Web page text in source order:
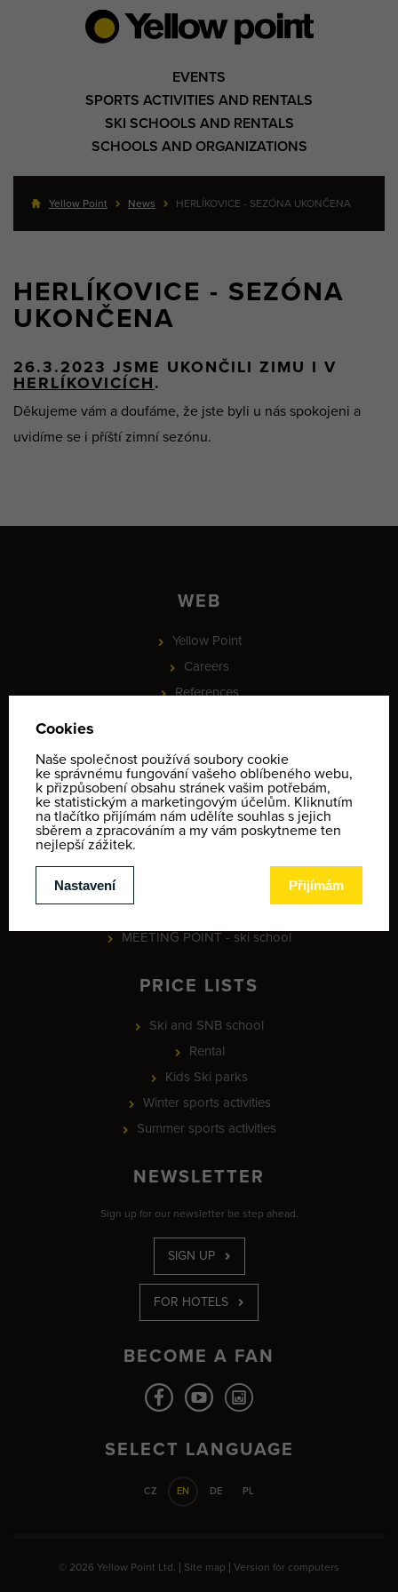
EVENTS
SPORTS ACTIVITIES AND RENTALS
SKI SCHOOLS AND RENTALS
SCHOOLS AND ORGANIZATIONS
Yellow Point News HERLÍKOVICE - SEZÓNA UKONČENA
HERLÍKOVICE - SEZÓNA
UKONČENA
26.3.2023 JSME UKONČILI ZIMU I V
HERLÍKOVICÍCH.
Děkujeme vám a doufáme, že jste byli u nás spokojeni a
uvidíme se i příští zimní sezónu.
WEB
Yellow Point
Careers
References
PROJEKT - Online rezervace služeb a vybavení, check-in a
identifikace klientů
Informace o ochraně osobních údajů
Terms and conditions
MEETING POINT - ski school
PRICE LISTS
Ski and SNB school
Rental
Kids Ski parks
Winter sports activities
Summer sports activities
NEWSLETTER
Sign up for our newsletter be step ahead.
SIGN UP
FOR HOTELS
BECOME A FAN
SELECT LANGUAGE
CZ EN DE PL
© 2026 Yellow Point Ltd. | Site map Version for computers